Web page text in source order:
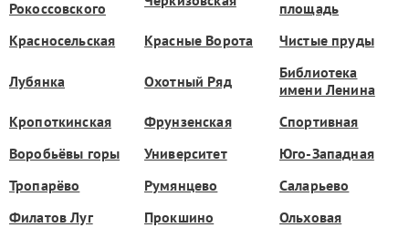
Рокоссовского
площадь
Красносельская
Красные Ворота Чистые пруды
Лубянка Охотный Ряд
Библиотека
имени Ленина
Кропоткинская
Фрунзенская
Спортивная
Воробьёвы горы
Университет
Юго-Западная
Тропарёво
Румянцево
Саларьево
Филатов Луг
Прокшино
Ольховая